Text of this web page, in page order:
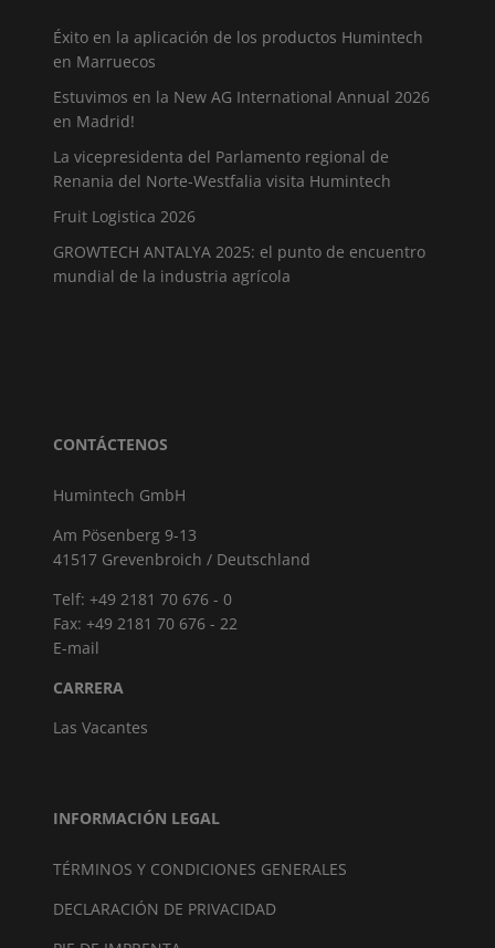
Éxito en la aplicación de los productos Humintech
en Marruecos
Estuvimos en la New AG International Annual 2026
en Madrid!
La vicepresidenta del Parlamento regional de
Renania del Norte-Westfalia visita Humintech
Fruit Logistica 2026
GROWTECH ANTALYA 2025: el punto de encuentro
mundial de la industria agrícola
CONTÁCTENOS
Humintech GmbH
Am Pösenberg 9-13
41517 Grevenbroich / Deutschland
Telf: +49 2181 70 676 - 0
Fax: +49 2181 70 676 - 22
E-mail
CARRERA
Las Vacantes
INFORMACIÓN LEGAL
TÉRMINOS Y CONDICIONES GENERALES
DECLARACIÓN DE PRIVACIDAD